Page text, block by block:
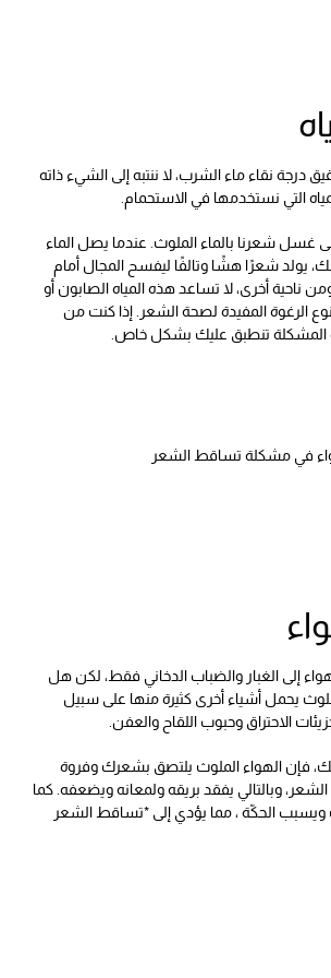
درجة نقاء ماء الشرب، لا ننتبه إلى الشيء ذاته
التي نستخدمها في الاستحمام.
غسل شعرنا بالماء الملوث. عندما يصل الماء
يولد شعرًا هشًا وتالفًا ليفسح المجال أمام
ناحية أخرى، لا تساعد هذه المياه الصابون أو
الرغوة المفيدة لصحة الشعر. إذا كنت من
المشكلة تنطبق عليك بشكل خاص.
إلى الغبار والضباب الدخاني فقط، لكن هل
يحمل أشياء أخرى كثيرة منها على سبيل
الاحتراق وحبوب اللقاح والعفن.
فإن الهواء الملوث يلتصق بشعرك وفروة
وبالتالي يفقد بريقه ولمعانه ويضعفه. كما
الحكّة ، مما يؤدي إلى *تساقط الشعر